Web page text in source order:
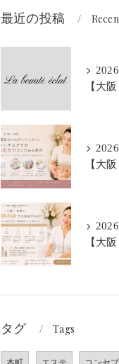
最近の投稿
タグ Tags